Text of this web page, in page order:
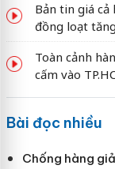
Bản tin giá cả
đồng loạt
Toàn cảnh
cấm vào
Bài đọc nhiều
Chống hàng